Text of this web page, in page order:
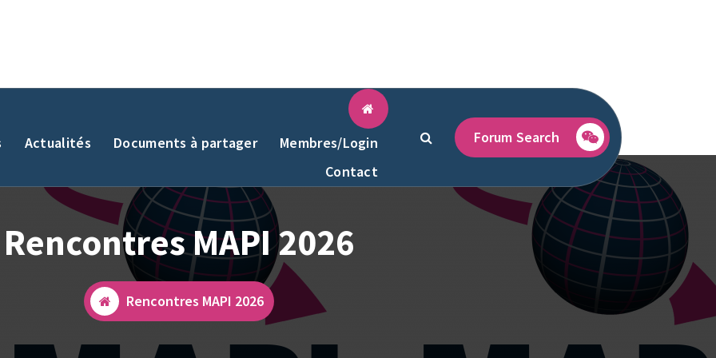
Actualités Documents à partager
Membres/Login
Contact
Forum Search
Rencontres MAPI 2026
Rencontres MAPI 2026